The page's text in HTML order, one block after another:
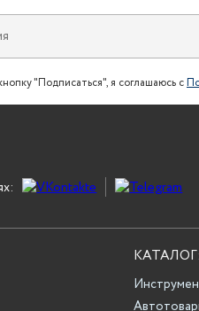
"Подписаться", я соглашаюсь с
КАТАЛОГ: